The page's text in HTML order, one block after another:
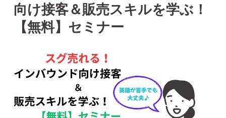
向け接客＆販売スキルを学ぶ！
【無料】セミナー